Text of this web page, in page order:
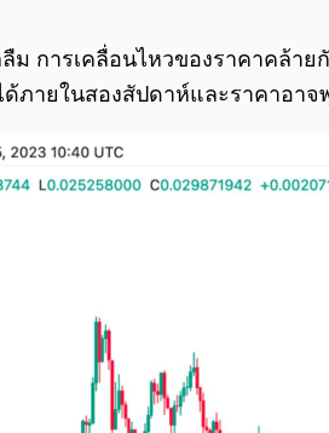
ม การเคลื่อนไหวของราคาคล้าย
ภายในสองสัปดาห์และราคาอา